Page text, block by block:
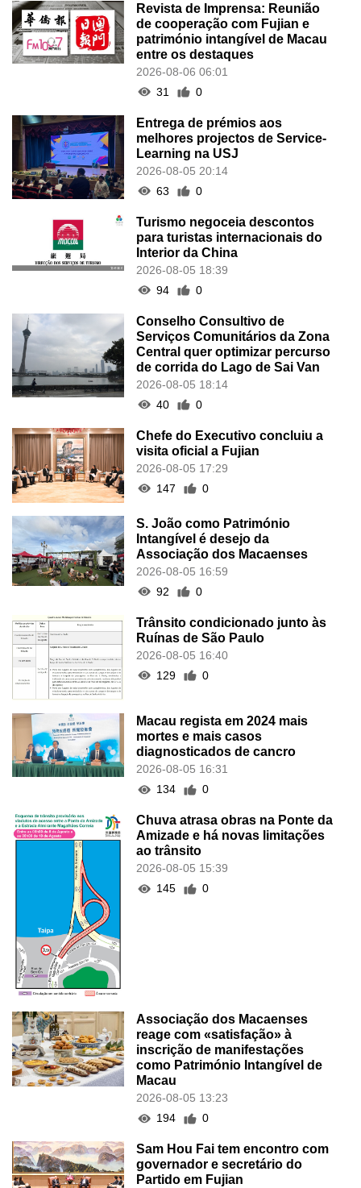
Revista de Imprensa: Reunião
de cooperação com Fujian e
património intangível de Macau
entre os destaques
2026-08-06 06:01
31
0
Entrega de prémios aos
melhores projectos de Service-
Learning na USJ
2026-08-05 20:14
63
0
Turismo negoceia descontos
para turistas internacionais do
Interior da China
2026-08-05 18:39
94
0
Conselho Consultivo de
Serviços Comunitários da Zona
Central quer optimizar percurso
de corrida do Lago de Sai Van
2026-08-05 18:14
40
0
Chefe do Executivo concluiu a
visita oficial a Fujian
2026-08-05 17:29
147
0
S. João como Património
Intangível é desejo da
Associação dos Macaenses
2026-08-05 16:59
92
0
Trânsito condicionado junto às
Ruínas de São Paulo
2026-08-05 16:40
129
0
Macau regista em 2024 mais
mortes e mais casos
diagnosticados de cancro
2026-08-05 16:31
134
0
Chuva atrasa obras na Ponte da
Amizade e há novas limitações
ao trânsito
2026-08-05 15:39
145
0
Associação dos Macaenses
reage com «satisfação» à
inscrição de manifestações
como Património Intangível de
Macau
2026-08-05 13:23
194
0
Sam Hou Fai tem encontro com
governador e secretário do
Partido em Fujian